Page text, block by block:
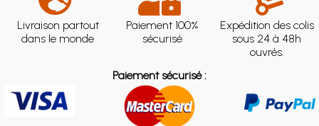
Livraison partout
dans le monde
Paiement 100%
sécurisé
Expédition des colis
sous 24 à 48h
ouvrés.
Paiement sécurisé :